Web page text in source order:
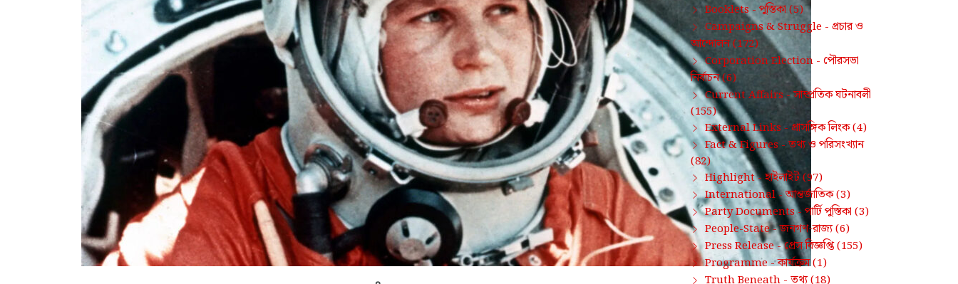
Booklets -পুস্তিকা(5)
Campaigns & Struggle - প্রচার ও
আন্দোলন(172)
Corporation Election - পৌরসভা
নির্বাচন(6)
Current Affairs -সাম্প্রতিক ঘটনাবলী
(155)
External Links - প্রাসঙ্গিক লিংক(4)
Fact & Figures -তথ্য ও পরিসংখ্যান
(82)
Highlight -হাইলাইট(97)
International -আন্তর্জাতিক(3)
Party Documents -পার্টি পুস্তিকা (3)
People-State -জনগণ-রাজ্য(6)
Press Release -প্রেস বিজ্ঞপ্তি(155)
Programme -কার্যক্রম(1)
তথ্য